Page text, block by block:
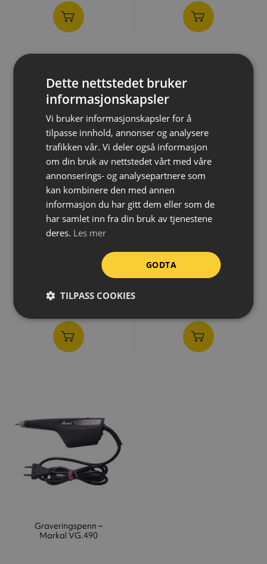
Merkestift – Markal
Hi‑Temp, rød, 144 stk
Sikkerhetsmarkør – Markal
Security Check Paint
Marker, gul
361,-
eks.MVA
Graveringspenn –
Markal VG.490
Dette nettstedet bruker
informasjonskapsler
Vi bruker informasjonskapsler for å
tilpasse innhold, annonser og analysere
trafikken vår. Vi deler også informasjon
om din bruk av nettstedet vårt med våre
annonserings- og analysepartnere som
kan kombinere den med annen
informasjon du har gitt dem eller som de
har samlet inn fra din bruk av tjenestene
deres. Les mer
GODTA
TILPASS COOKIES